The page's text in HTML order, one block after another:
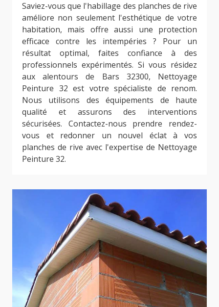
Saviez-vous que l'habillage des planches de rive
améliore non seulement l'esthétique de votre
habitation, mais offre aussi une protection
efficace contre les intempéries ? Pour un
résultat optimal, faites confiance à des
professionnels expérimentés. Si vous résidez
aux alentours de Bars 32300, Nettoyage
Peinture 32 est votre spécialiste de renom.
Nous utilisons des équipements de haute
qualité et assurons des interventions
sécurisées. Contactez-nous prendre rendez-
vous et redonner un nouvel éclat à vos
planches de rive avec l'expertise de Nettoyage
Peinture 32.